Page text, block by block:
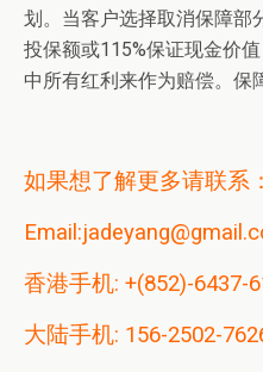
划。当客户选择取消保障部
投保额或115%保证现金价
中所有红利来作为赔偿。保
如果想了解更多请联系：
香港手机: +(852)-6437-
大陆手机: 156-2502-